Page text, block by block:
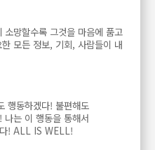
망할수록 그것을 마음에 품고
모든 정보, 기회, 사람들이 내
행동하겠다! 불편해도
나는 이 행동을 통해서
! ALL IS WELL!